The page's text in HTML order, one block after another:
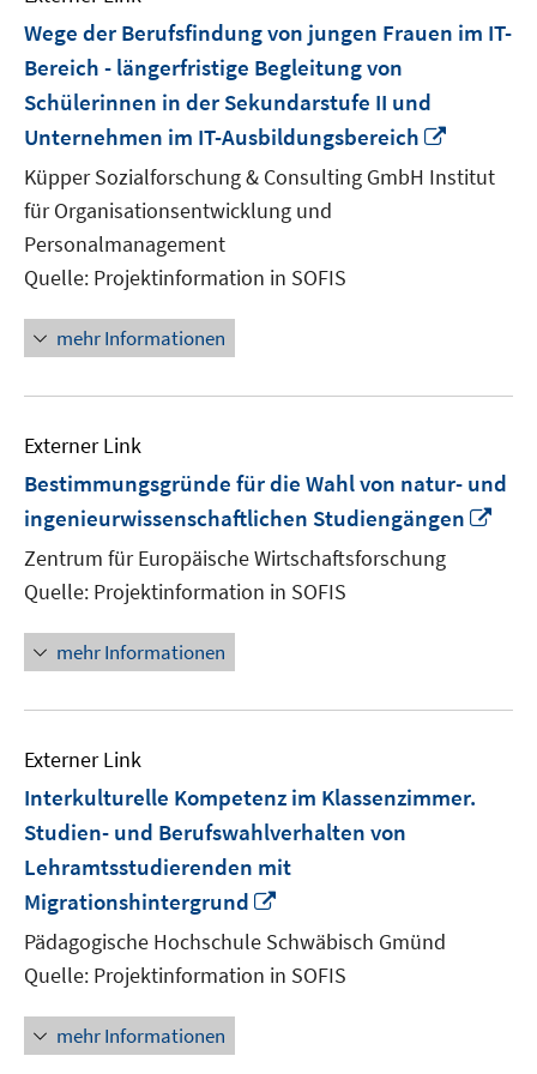
Wege der Berufsfindung von jungen Frauen im IT-
Bereich - längerfristige Begleitung von
Schülerinnen in der Sekundarstufe II und
Unternehmen im IT-Ausbildungsbereich
neuem
Fenster
Küpper Sozialforschung & Consulting GmbH Institut
für Organisationsentwicklung und
Personalmanagement
Quelle: Projektinformation in SOFIS
mehr Informationen
Externer Link
Bestimmungsgründe für die Wahl von natur- und
ingenieurwissenschaftlichen Studiengängen
Zentrum für Europäische Wirtschaftsforschung
Quelle: Projektinformation in SOFIS
mehr Informationen
Externer Link
Interkulturelle Kompetenz im Klassenzimmer.
Studien- und Berufswahlverhalten von
Lehramtsstudierenden mit
Migrationshintergrund
neuem
Fenster
öffnen
Pädagogische Hochschule Schwäbisch Gmünd
Quelle: Projektinformation in SOFIS
mehr Informationen